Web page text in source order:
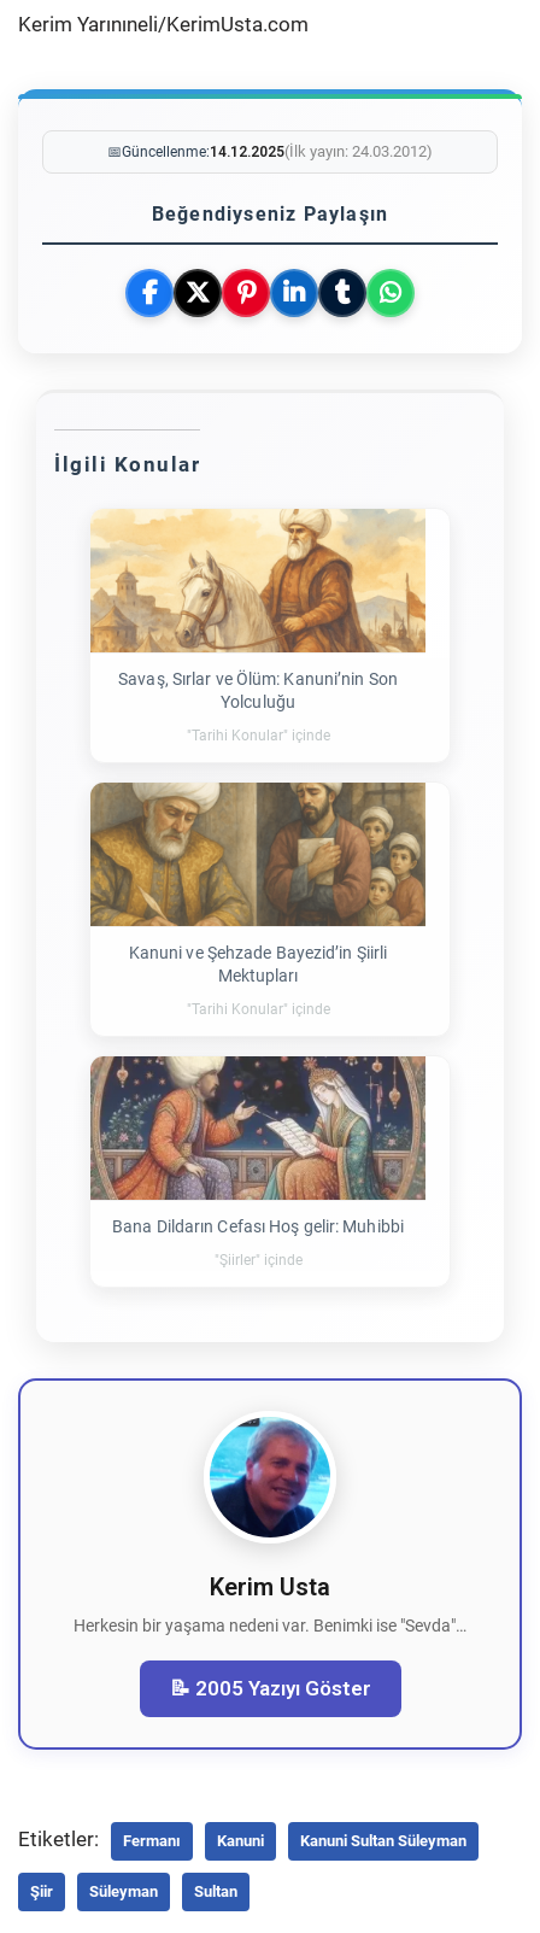
Kerim Yarınıneli/KerimUsta.com
📅Güncellenme:14.12.2025(İlk yayın: 24.03.2012)
Beğendiyseniz Paylaşın
İlgili Konular
Savaş, Sırlar ve Ölüm: Kanuni’nin Son
Yolculuğu
"Tarihi Konular" içinde
Kanuni ve Şehzade Bayezid’in Şiirli
Mektupları
"Tarihi Konular" içinde
Bana Dildarın Cefası Hoş gelir: Muhibbi
"Şiirler" içinde
Kerim Usta
Herkesin bir yaşama nedeni var. Benimki ise "Sevda"…
📝 2005 Yazıyı Göster
Etiketler: Fermanı Kanuni Kanuni Sultan Süleyman
Şiir Süleyman Sultan